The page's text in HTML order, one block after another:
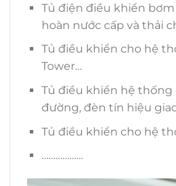
Tủ điện điều khiển
hoàn nước cấp và thải
Tủ điều khiển cho hệ
Tower…
Tủ điều khiển hệ thống
đường, đèn tín hiệu
Tủ điều khiển cho hệ
………………